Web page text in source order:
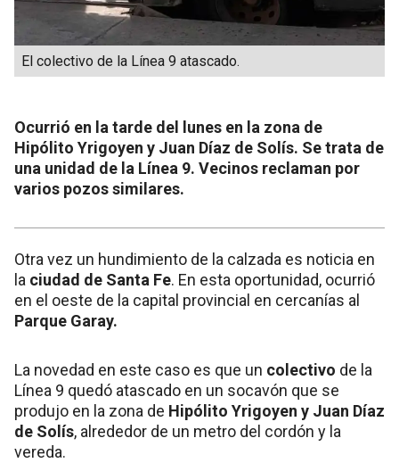
El colectivo de la Línea 9 atascado.
Ocurrió en la tarde del lunes en la zona de
Hipólito Yrigoyen y Juan Díaz de Solís. Se trata de
una unidad de la Línea 9. Vecinos reclaman por
varios pozos similares.
Otra vez un hundimiento de la calzada es noticia en
la ciudad de Santa Fe. En esta oportunidad, ocurrió
en el oeste de la capital provincial en cercanías al
Parque Garay.
La novedad en este caso es que un colectivo de la
Línea 9 quedó atascado en un socavón que se
produjo en la zona de Hipólito Yrigoyen y Juan Díaz
de Solís, alrededor de un metro del cordón y la
vereda.